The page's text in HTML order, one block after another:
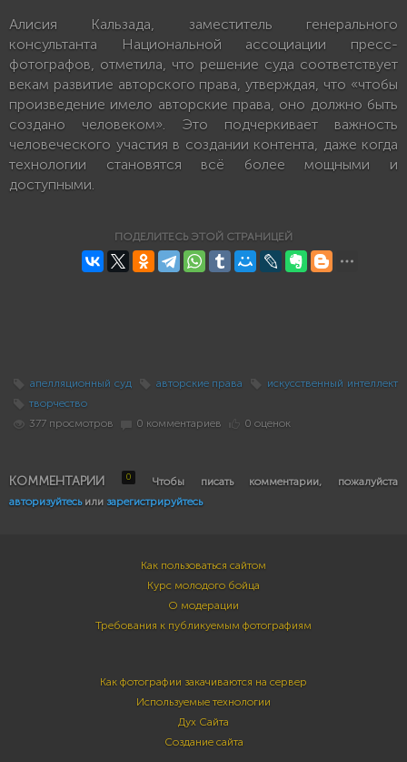
Алисия Кальзада, заместитель генерального
консультанта Национальной ассоциации пресс-
фотографов, отметила, что решение суда соответствует
векам развитие авторского права, утверждая, что «чтобы
произведение имело авторские права, оно должно быть
создано человеком». Это подчеркивает важность
человеческого участия в создании контента, даже когда
технологии становятся всё более мощными и
доступными.
ПОДЕЛИТЕСЬ ЭТОЙ СТРАНИЦЕЙ
апелляционный суд авторские права
искусственный интеллект
творчество
377 просмотров
0 комментариев 0 оценок
КОММЕНТАРИИ 0
Чтобы писать комментарии, пожалуйста
авторизуйтесьили зарегистрируйтесь
Как пользоваться сайтом
Курс молодого бойца
О модерации
Требования к публикуемым фотографиям
Как фотографии закачиваются на сервер
Используемые технологии
Дух Сайта
Создание сайта